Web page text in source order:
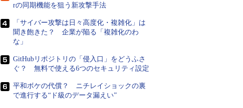
rの同期機能を狙う新攻撃手法
「サイバー攻撃は日々高度化・複雑化」は
聞き飽きた？ 企業が陥る「複雑化のわ
な」
GitHubリポジトリの「侵入口」をどうふさ
ぐ？ 無料で使える6つのセキュリティ設定
平和ボケの代償？ ニチレイショックの裏
で進行する“ド級のデータ漏えい”